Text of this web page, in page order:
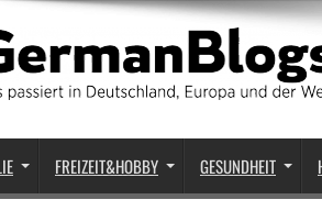
FREIZEIT&HOBBY GESUNDHEIT